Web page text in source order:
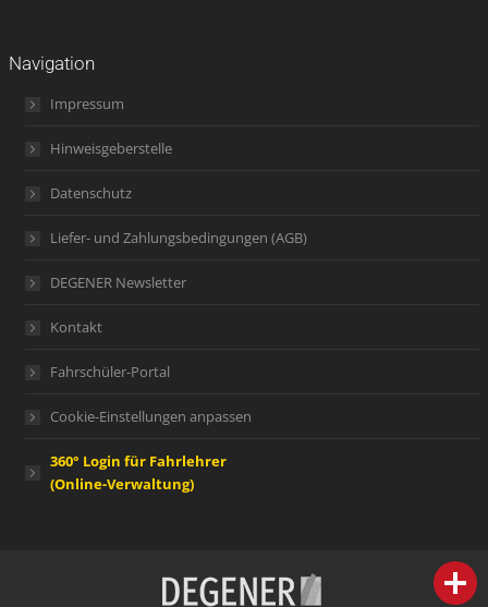
Navigation
Impressum
Hinweisgeberstelle
Datenschutz
Liefer- und Zahlungsbedingungen (AGB)
DEGENER Newsletter
Kontakt
Fahrschüler-Portal
Cookie-Einstellungen anpassen
360° Login für Fahrlehrer
(Online-Verwaltung)
person IHR FACHBERATER